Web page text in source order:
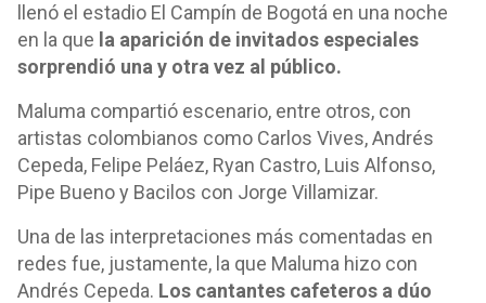
llenó el estadio El Campín de Bogotá en una noche
en la que la aparición de invitados especiales
sorprendió una y otra vez al público.
Maluma compartió escenario, entre otros, con
artistas colombianos como Carlos Vives, Andrés
Cepeda, Felipe Peláez, Ryan Castro, Luis Alfonso,
Pipe Bueno y Bacilos con Jorge Villamizar.
Una de las interpretaciones más comentadas en
redes fue, justamente, la que Maluma hizo con
Andrés Cepeda. Los cantantes cafeteros a dúo